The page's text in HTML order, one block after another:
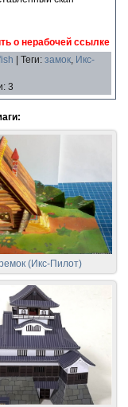
о нерабочей ссылке
Теги: замок, Икс-
: 3
(Икс-Пилот)